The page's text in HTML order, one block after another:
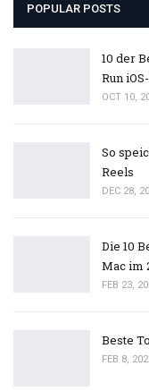
POPULAR POSTS
10 der
Run
OCT 10,
So
Reels
DEC 28,
Die 10
Mac im
FEB 23,
Beste
FEB 8,